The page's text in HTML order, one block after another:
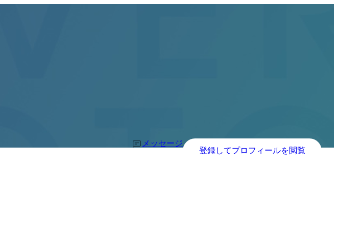
メッセージ
登録してプロフィールを閲覧